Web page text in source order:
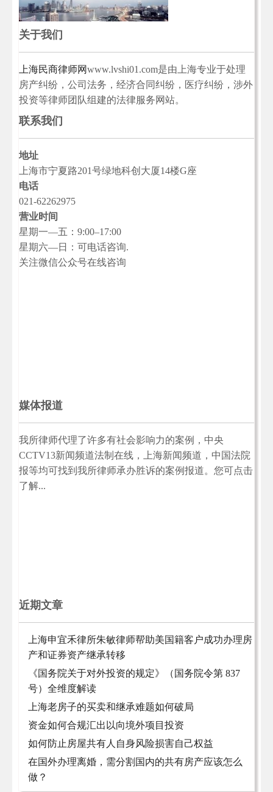
关于我们
上海民商律师网www.lvshi01.com是由上海专业于处理
房产纠纷，公司法务，经济合同纠纷，医疗纠纷，涉外
投资等律师团队组建的法律服务网站。
联系我们
地址
上海市宁夏路201号绿地科创大厦14楼G座
电话
021-62262975
营业时间
星期一—五：9:00–17:00
星期六—日：可电话咨询.
关注微信公众号在线咨询
媒体报道
我所律师代理了许多有社会影响力的案例，中央
CCTV13新闻频道法制在线，上海新闻频道，中国法院
报等均可找到我所律师承办胜诉的案例报道。您可点击
了解...
近期文章
上海申宜禾律所朱敏律师帮助美国籍客户成功办理房
产和证券资产继承转移
《国务院关于对外投资的规定》（国务院令第 837
号）全维度解读
上海老房子的买卖和继承难题如何破局
资金如何合规汇出以向境外项目投资
如何防止房屋共有人自身风险损害自己权益
在国外办理离婚，需分割国内的共有房产应该怎么
做？